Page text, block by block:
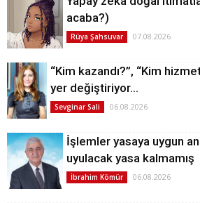
acaba?)
Rüya Şahsuvar 07.08.2026
“Kim kazandı?”, “Kim
yer değiştiriyor…
Sevginar Sali 06.08.2026
İşlemler yasaya uygun
uyulacak yasa kalmamış
İbrahim Kömür 06.08.2026